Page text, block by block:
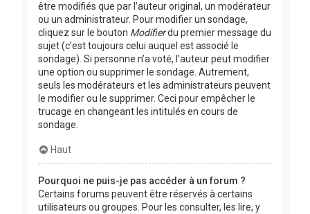
être modifiés que par l’auteur original, un modérateur
ou un administrateur. Pour modifier un sondage,
cliquez sur le bouton Modifierdu premier message du
sujet (c’est toujours celui auquel est associé le
sondage). Si personne n’a voté, l’auteur peut modifier
une option ou supprimer le sondage. Autrement,
seuls les modérateurs et les administrateurs peuvent
le modifier ou le supprimer. Ceci pour empêcher le
trucage en changeant les intitulés en cours de
sondage.
Haut
Pourquoi ne puis-je pas accéder à un forum ?
Certains forums peuvent être réservés à certains
utilisateurs ou groupes. Pour les consulter, les lire, y